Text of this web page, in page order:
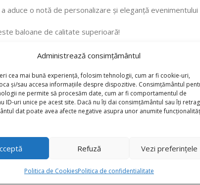
Administrează consimțământul
cea mai bună experiență, folosim tehnologii, cum ar fi cookie-uri,
și/sau accesa informațiile despre dispozitive. Consimțământul
ne permite să procesăm date, cum ar fi comportamentul de
ID-uri unice pe acest site. Dacă nu îți dai consimțământul sau îți
dat poate avea afecte negative asupra unor anumite
Refuză Vezi preferințele
Politica de CookiesPolitica de confidentialitate
o notă de personalizare și eleganță evenimentului
baloane de calitate superioară!